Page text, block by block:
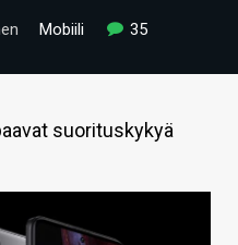
Mobiili 35
suorituskykyä